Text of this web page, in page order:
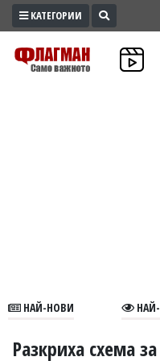
ПРОМО
ЗОНА
В
КАТЕГОРИИ
НАЙ-НОВИ НАЙ-
Разкриха схема